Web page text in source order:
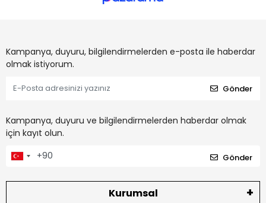
Kampanya, duyuru, bilgilendirmelerden e-posta ile haberdar
olmak istiyorum.
Gönder
Kampanya, duyuru ve bilgilendirmelerden haberdar olmak
için kayıt olun.
Gönder
Kurumsal